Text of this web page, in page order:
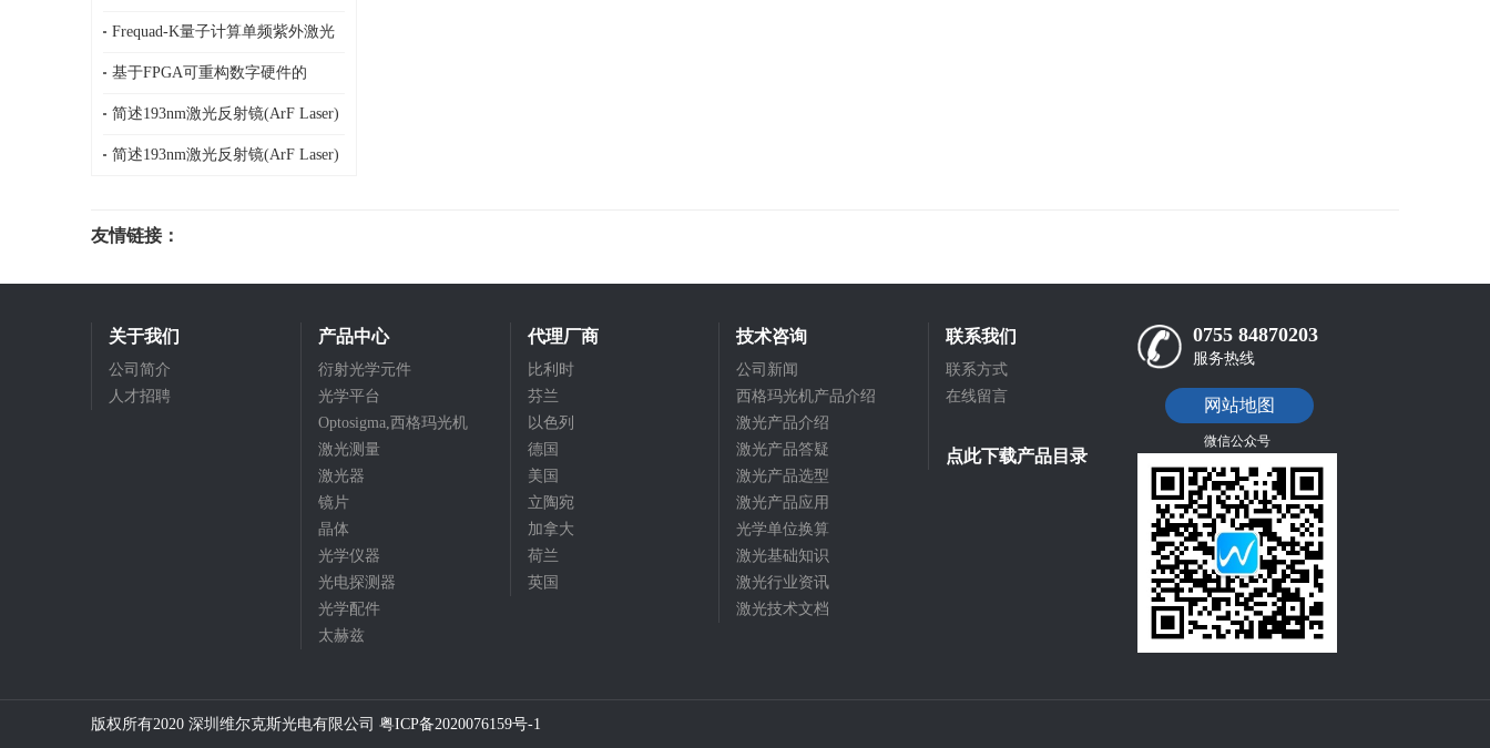
镀膜重复性和均匀性,损伤阈值，
GDD值以及光学损耗
Frequad-K量子计算单频紫外激光
器，线宽＜0.005pm的302nm连续波
单频激光器，OXIDE深紫外单频
CW激光器
基于FPGA可重构数字硬件的
NanoMagnetics hpSPM高性能原子力
显微镜控制器
简述193nm激光反射镜(ArF Laser)
损伤阈值、反射率以及氟化物膜_德
简述193nm激光反射镜(ArF Laser)
国LAYERTEC
友情链接：
关于我们
公司简介
人才招聘
产品中心
衍射光学元件
光学平台
Optosigma,西格玛光机
激光测量
激光器
镜片
晶体
光学仪器
光电探测器
光学配件
太赫兹
代理厂商
比利时
芬兰
以色列
德国
美国
立陶宛
加拿大
荷兰
英国
技术咨询
公司新闻
西格玛光机产品介绍
激光产品介绍
激光产品答疑
激光产品选型
激光产品应用
光学单位换算
激光基础知识
激光行业资讯
激光技术文档
联系我们
联系方式
在线留言
点此下载产品目录
0755 84870203
服务热线
网站地图
微信公众号
版权所有2020 深圳维尔克斯光电有限公司 粤ICP备2020076159号-1